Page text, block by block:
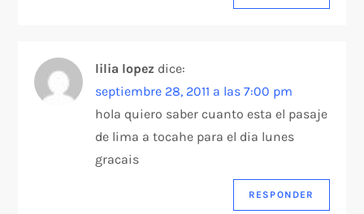
lilia lopez dice:
septiembre 28, 2011 a las 7:00 pm
hola quiero saber cuanto esta el pasaje
de lima a tocahe para el dia lunes
gracais
RESPONDER